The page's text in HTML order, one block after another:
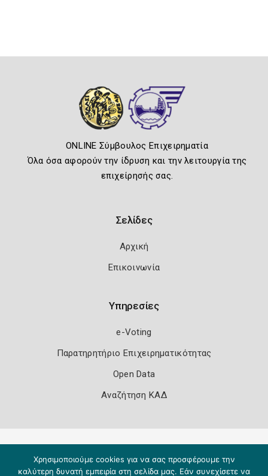
ONLINE Σύμβουλος Επιχειρηματία
Όλα όσα αφορούν την ίδρυση και την λειτουργία της
επιχείρησής σας.
Σελίδες
Αρχική
Επικοινωνία
Υπηρεσίες
e-Voting
Παρατηρητήριο Επιχειρηματικότητας
Open Data
Αναζήτηση ΚΑΔ
Χρησιμοποιούμε cookies για να σας προσφέρουμε την
καλύτερη δυνατή εμπειρία στη σελίδα μας. Εάν συνεχίσετε να
Copyright 2026 Knowledge A.E.